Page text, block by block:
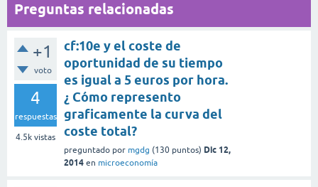
Preguntas relacionadas
+1
voto
4
respuestas
4.5k vistas
cf:10e y el coste de
oportunidad de su tiempo
es igual a 5 euros por hora.
¿ Cómo represento
graficamente la curva del
coste total?
preguntado por mgdg (130 puntos) Dic 12,
2014 en microeconomía